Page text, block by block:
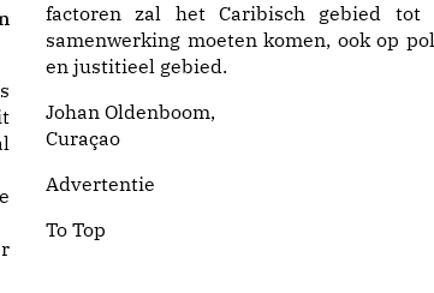
factoren zal het Caribisch gebied tot
samenwerking moeten komen, ook op
en justitieel gebied.
Johan Oldenboom,
Curaçao
Advertentie
To Top